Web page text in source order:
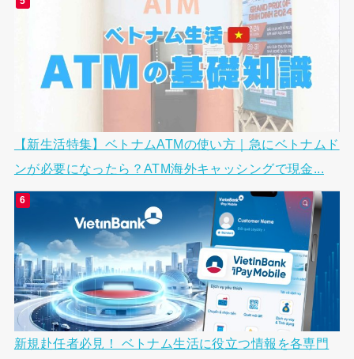
【新生活特集】ベトナムATMの使い方｜急にベトナムド
ンが必要になったら？ATM海外キャッシングで現金...
新規赴任者必見！ ベトナム生活に役立つ情報を各専門